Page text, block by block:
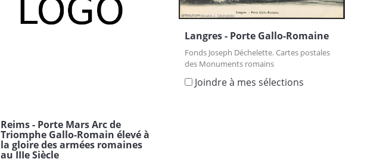
Reims - Porte Mars Arc de
Triomphe Gallo-Romain élevé à
la gloire des armées romaines
au IIIe Siècle
Langres - Porte Gallo-Romaine
Fonds Joseph Déchelette. Cartes postales
des Monuments romains
Joindre à mes sélections